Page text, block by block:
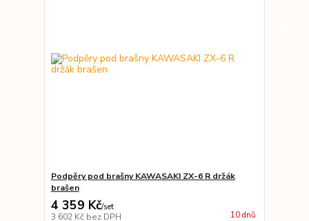
Podpěry pod brašny KAWASAKI ZX-6 R držák
brašen
4 359 Kč/set
3 602 Kč bez DPH 10 dnů